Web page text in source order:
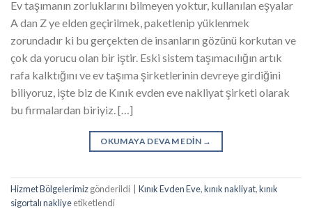
Ev taşımanın zorluklarını bilmeyen yoktur, kullanılan eşyalar
A dan Z ye elden geçirilmek, paketlenip yüklenmek
zorundadır ki bu gerçekten de insanların gözünü korkutan ve
çok da yorucu olan bir iştir. Eski sistem taşımacılığın artık
rafa kalktığını ve ev taşıma şirketlerinin devreye girdiğini
biliyoruz, işte biz de Kınık evden eve nakliyat şirketi olarak
bu firmalardan biriyiz. […]
OKUMAYA DEVAM EDIN →
Hizmet Bölgelerimizgönderildi Kınık Evden Eve,kınık nakliyat,kınık
sigortalı nakliyeetiketlendi